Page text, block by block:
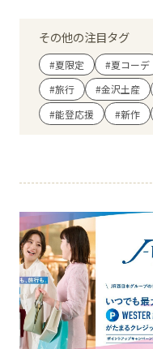
レストラン・カフェ
ショップニュース
アクセス・パーキ
館内サービス
施設からのお知らせ
スタッフ募集
その他の注目タグ
#夏限定 #夏コーデ
#旅行
#金沢土産
#能登応援
#新作